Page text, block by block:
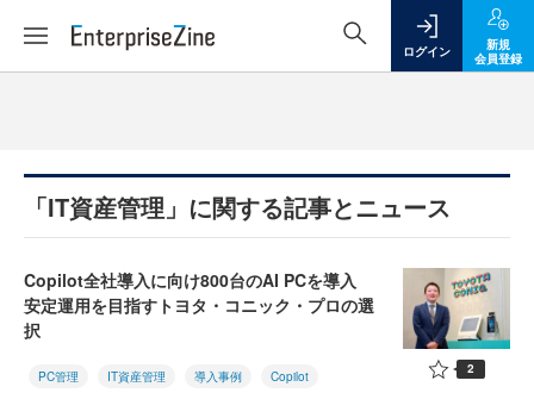
ログイン
新規
会員登録
「IT資産管理」に関する記事とニュース
Copilot全社導入に向け800台のAI PCを導入
安定運用を目指すトヨタ・コニック・プロの選
択
PC管理 IT資産管理 導入事例 Copilot 2